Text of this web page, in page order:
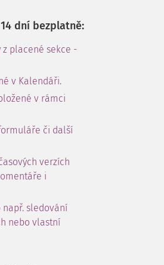
dní bezplatně:
z placené sekce -
v Kalendáři.
v rámci
či další
verzích
i
sledování
nebo vlastní